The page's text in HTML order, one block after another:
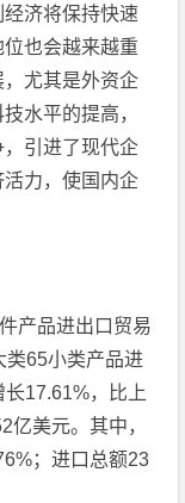
济将保持快速
也会越来越重
尤其是外资企
水平的提高，
引进了现代企
力，使国内企
产品进出口贸易
类65小类产品进
17.61%，比上
亿美元。其中，
；进口总额23